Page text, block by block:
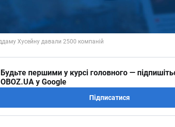
Будьте першими у курсі головного —
OBOZ.UA у Google
Підписатися